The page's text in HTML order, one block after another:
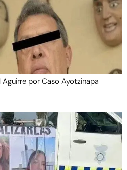
por Caso Ayotzinapa